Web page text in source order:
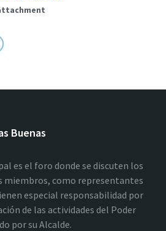
Buenas
es el foro donde se discuten los
miembros, como representantes
especial responsabilidad por
de las actividades del Poder
por su Alcalde.